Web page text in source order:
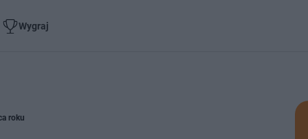
Wygraj
roku